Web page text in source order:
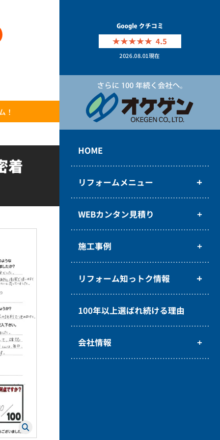
4.5
2026.08.01現在
HOME
リフォームメニュー
WEBカンタン見積り
施工事例
リフォーム知っトク情報
100年以上選ばれ続ける理由
会社情報
！
着